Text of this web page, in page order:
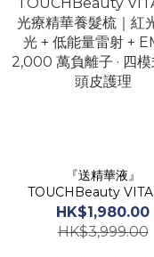
『送精華液』
TOUCHBeauty
光療精華養髮梳｜紅光
光 + 低能量雷射 +
2,000 萬負離子 · 四模
HK$1,980.00
HK$3,999.00